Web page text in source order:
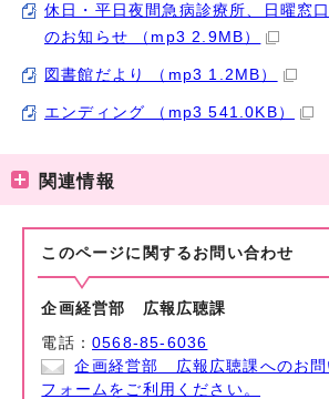
休日・平日夜間急病診療所、日曜窓
のお知らせ （mp3 2.9MB）
図書館だより （mp3 1.2MB）
エンディング （mp3 541.0KB）
関連情報
このページに関する お問い合わせ
企画経営部 広報広聴課
電話：0568-85-6036
企画経営部 広報広聴課へのお問
フォームをご利用ください。